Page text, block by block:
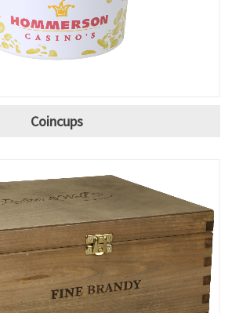
Coincups